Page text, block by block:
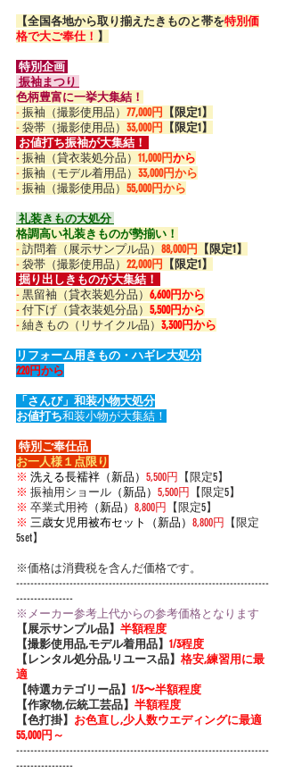
【全国各地から取り揃えたきものと帯を特別価
格で大ご奉仕！ 】
特別企画
振袖まつり
色柄豊富に一挙大集結！
- 振袖（撮影使用品） 77,000円 【限定1】
- 袋帯（撮影使用品） 33,000円 【限定1】
お値打ち振袖が大集結！
- 振袖（貸衣装処分品） 11,000円から
- 振袖（モデル着用品） 33,000円から
- 振袖（撮影使用品） 55,000円から
礼装きもの大処分
格調高い礼装きものが勢揃い！
- 訪問着（展示サンプル品） 88,000円 【限定1】
- 袋帯（撮影使用品） 22,000円 【限定1】
掘り出しきものが大集結！
- 黒留袖（貸衣装処分品） 6,600円から
- 付下げ（貸衣装処分品） 5,500円から
- 紬きもの（リサイクル品） 3,300円から
リフォーム用きもの・ハギレ大処分
220円から
「さんび」和装小物大処分
お値打ち和装小物が大集結！
特別ご奉仕品
お一人様１点限り
※ 洗える長襦袢（新品） 5,500円 【限定5】
※ 振袖用ショール （新品） 5,500円 【限定5】
※ 卒業式用袴 （新品） 8,800円 【限定5】
※ 三歳女児用被布セット（新品） 8,800円 【限定
5set】
※価格は消費税を含んだ価格です。
-----------------------------------------------------------------------
----------------
※メーカー参考上代からの参考価格となります
【展示サンプル品】 半額程度
【撮影使用品,モデル着用品】 1/3程度
【レンタル処分品,リユース品】 格安,練習用に最
適
【特選カテゴリー品】 1/3〜半額程度
【作家物,伝統工芸品】 半額程度
【色打掛】 お色直し,少人数ウエディングに最適
55,000円～
-----------------------------------------------------------------------
----------------